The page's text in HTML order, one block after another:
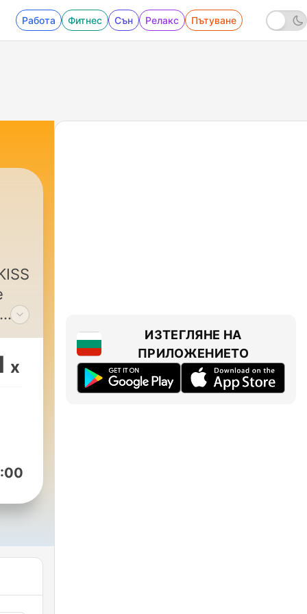
Работа Фитнес Сън Релакс Пътуване
x
ИЗТЕГЛЯНЕ НА
ПРИЛОЖЕНИЕТО